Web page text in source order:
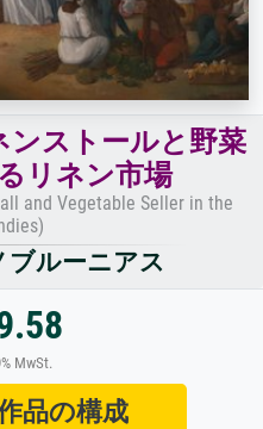
ンストールと野菜
リネン市場
and Vegetable Seller in the
ブルーニアス
MwSt.
品の構成